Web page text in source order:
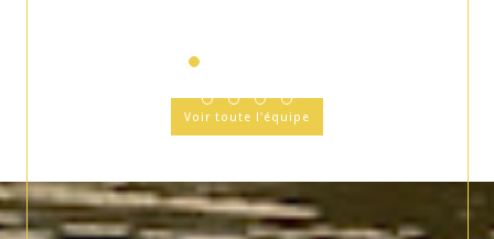
Voir toute l'équipe